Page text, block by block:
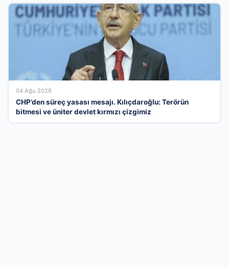
04 Ağu 2026
CHP’den süreç yasası mesajı. Kılıçdaroğlu: Terörün
bitmesi ve üniter devlet kırmızı çizgimiz